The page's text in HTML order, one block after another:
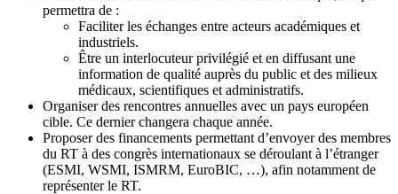
permettra de :
Faciliter les échanges entre acteurs académiques et
industriels.
Être un interlocuteur privilégié et en diffusant une
information de qualité auprès du public et des milieux
médicaux, scientifiques et administratifs.
Organiser des rencontres annuelles avec un pays européen
cible. Ce dernier changera chaque année.
Proposer des financements permettant d’envoyer des membres
du RT à des congrès internationaux se déroulant à l’étranger
(ESMI, WSMI, ISMRM, EuroBIC, …), afin notamment de
représenter le RT.